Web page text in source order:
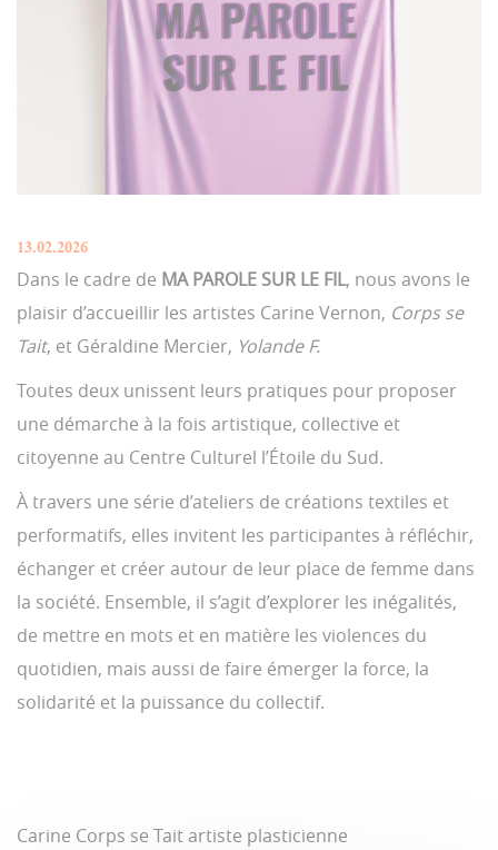
13.02.2026
Dans le cadre de MA PAROLE SUR LE FIL, nous avons le
plaisir d’accueillir les artistes Carine Vernon, Corps se
Tait, et Géraldine Mercier, Yolande F.
Toutes deux unissent leurs pratiques pour proposer
une démarche à la fois artistique, collective et
citoyenne au Centre Culturel l’Étoile du Sud.
À travers une série d’ateliers de créations textiles et
performatifs, elles invitent les participantes à réfléchir,
échanger et créer autour de leur place de femme dans
la société. Ensemble, il s’agit d’explorer les inégalités,
de mettre en mots et en matière les violences du
quotidien, mais aussi de faire émerger la force, la
solidarité et la puissance du collectif.
Carine Corps se Tait artiste plasticienne